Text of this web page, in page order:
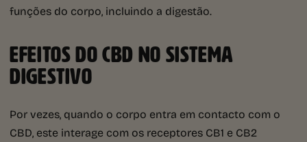
funções do corpo, incluindo a digestão.
EFEITOS DO CBD NO SISTEMA
DIGESTIVO
Por vezes, quando o corpo entra em contacto com o
CBD, este interage com os receptores CB1 e CB2